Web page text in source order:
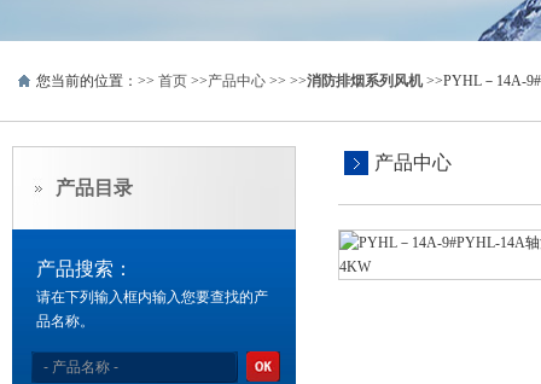
您当前的位置：>> 首页 >>产品中心 >> >>消防排烟系列风机>>PYHL－14A-
产品目录
产品搜索：
请在下列输入框内输入您要查找的产
品名称。
产品中心